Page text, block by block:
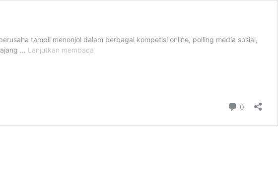
tampil menonjol dalam berbagai kompetisi online, polling media sosial,
… Lanjutkan membaca
0 Komentar